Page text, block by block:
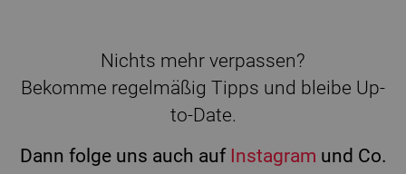
Nichts mehr verpassen?
Bekomme regelmäßig Tipps und bleibe Up-
to-Date.
Dann folge uns auch auf Instagram und Co.